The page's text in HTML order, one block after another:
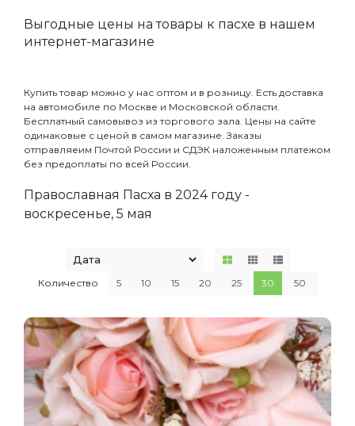
Выгодные цены на товары к пасхе в нашем
интернет-магазине
Купить товар можно у нас оптом и в розницу. Есть доставка
на автомобиле по Москве и Московской области.
Бесплатный самовывоз из торгового зала. Цены на сайте
одинаковые с ценой в самом магазине. Заказы
отправляеим Почтой России и СДЭК наложенным платежом
без предоплаты по всей России.
Православная Пасха в 2024 году -
воскресенье, 5 мая
Количество 5 10 15 20 25 30 50